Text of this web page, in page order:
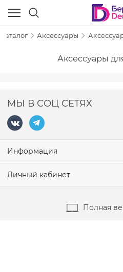
Каталог Аксессуары
Аксессуары
МЫ В СОЦ СЕТЯХ
Информация
Личный кабинет
Полная